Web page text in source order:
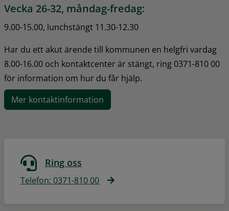
Vecka 26-32, måndag-fredag:
9.00-15.00, lunchstängt 11.30-12.30
Har du ett akut ärende till kommunen en helgfri vardag
8.00-16.00 och kontaktcenter är stängt, ring 0371-810 00
för information om hur du får hjälp.
Mer kontaktinformation
Ring oss
Telefon: 0371-810 00